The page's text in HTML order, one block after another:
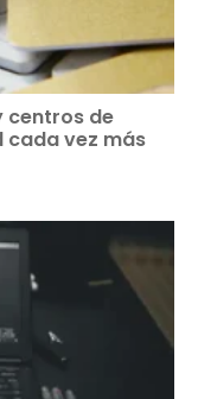
centros de
cada vez más